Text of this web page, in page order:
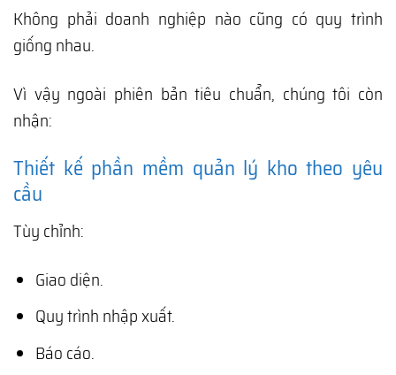
Không phải doanh nghiệp nào cũng có quy trình
giống nhau.
Vì vậy ngoài phiên bản tiêu chuẩn, chúng tôi còn
nhận:
Thiết kế phần mềm quản lý kho theo yêu
cầu
Tùy chỉnh:
Giao diện.
Quy trình nhập xuất.
Báo cáo.